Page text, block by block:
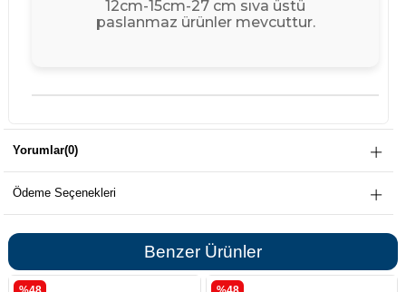
12cm-15cm-27 cm sıva üstü
paslanmaz ürünler mevcuttur.
Yorumlar(0)
Ödeme Seçenekleri
Benzer Ürünler